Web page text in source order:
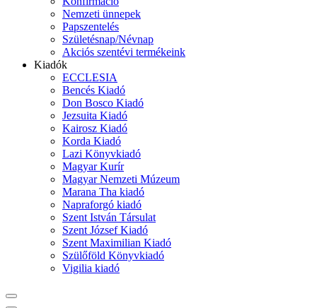
Nemzeti ünnepek
Papszentelés
Születésnap/Névnap
Akciós szentévi termékeink
Kiadók
ECCLESIA
Bencés Kiadó
Don Bosco Kiadó
Jezsuita Kiadó
Kairosz Kiadó
Korda Kiadó
Lazi Könyvkiadó
Magyar Kurír
Magyar Nemzeti Múzeum
Marana Tha kiadó
Napraforgó kiadó
Szent István Társulat
Szent József Kiadó
Szent Maximilian Kiadó
Szülőföld Könyvkiadó
Vigilia kiadó